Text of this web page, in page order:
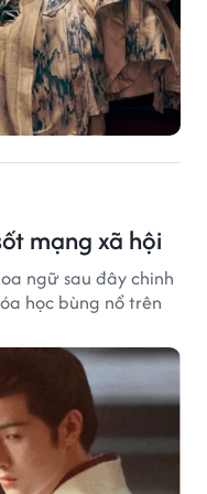
mạng xã hội
ngữ sau đây chinh
học bùng nổ trên